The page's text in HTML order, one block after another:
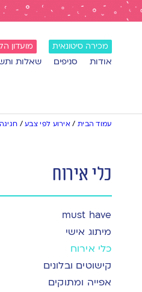
מכירה סיטונאית מועדון
אודות סניפים שאלות
עמוד הבית / אירוע לפי צבע/
כלי אירוח
must have
מיתוג אישי
כלי אירוח
קישוטים ובלונים
אפייה ומתוקים